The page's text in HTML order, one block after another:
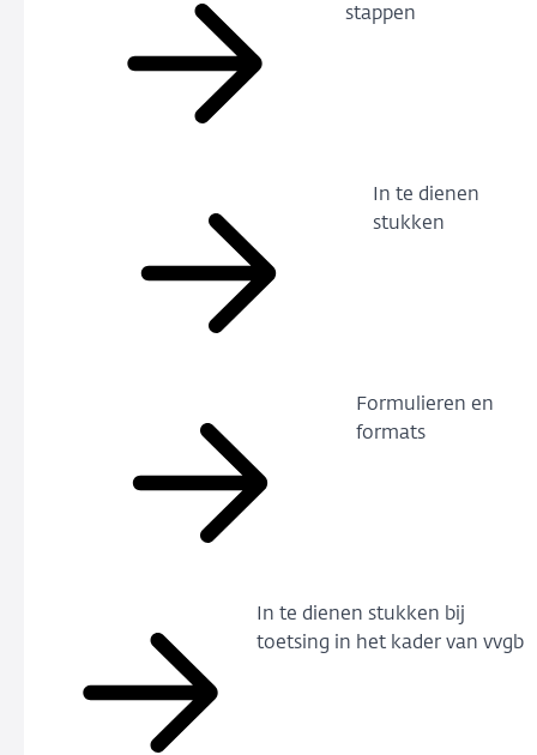
stappen
In te dienen
stukken
Formulieren en
formats
In te dienen stukken bij
toetsing in het kader van vvgb